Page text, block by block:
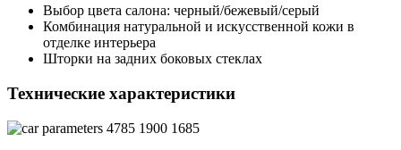
Выбор цвета салона: черный/бежевый/серый
Комбинация натуральной и искусственной кожи в
отделке интерьера
Шторки на задних боковых стеклах
Технические характеристики
4785 1900 1685